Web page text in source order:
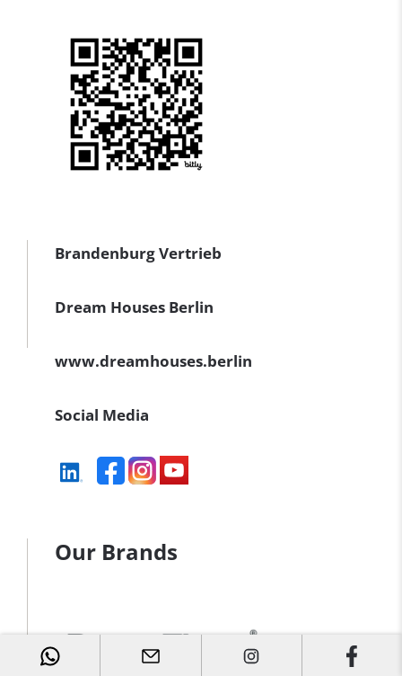
Brandenburg Vertrieb
Dream Houses Berlin
www.dreamhouses.berlin
Social Media
Our Brands